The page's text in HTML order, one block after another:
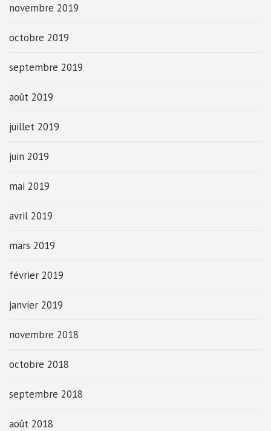
novembre 2019
octobre 2019
septembre 2019
août 2019
juillet 2019
juin 2019
mai 2019
avril 2019
mars 2019
février 2019
janvier 2019
novembre 2018
octobre 2018
septembre 2018
août 2018